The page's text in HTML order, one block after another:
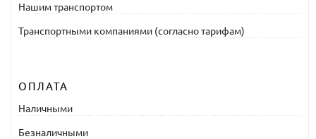
Нашим транспортом
Транспортными компаниями (согласно тарифам)
ОПЛАТА
Наличными
Безналичными